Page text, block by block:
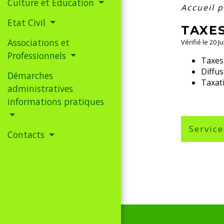
Culture et Education
Etat Civil
Associations et
Professionnels
Démarches
administratives
informations pratiques
Contacts
Accueil
Vérifié le 20